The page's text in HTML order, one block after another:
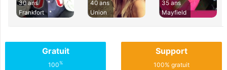
30 ans
Frankfort
40 ans
Union
35 ans
Mayfield
Gratuit
100%
Support
100% gratuit